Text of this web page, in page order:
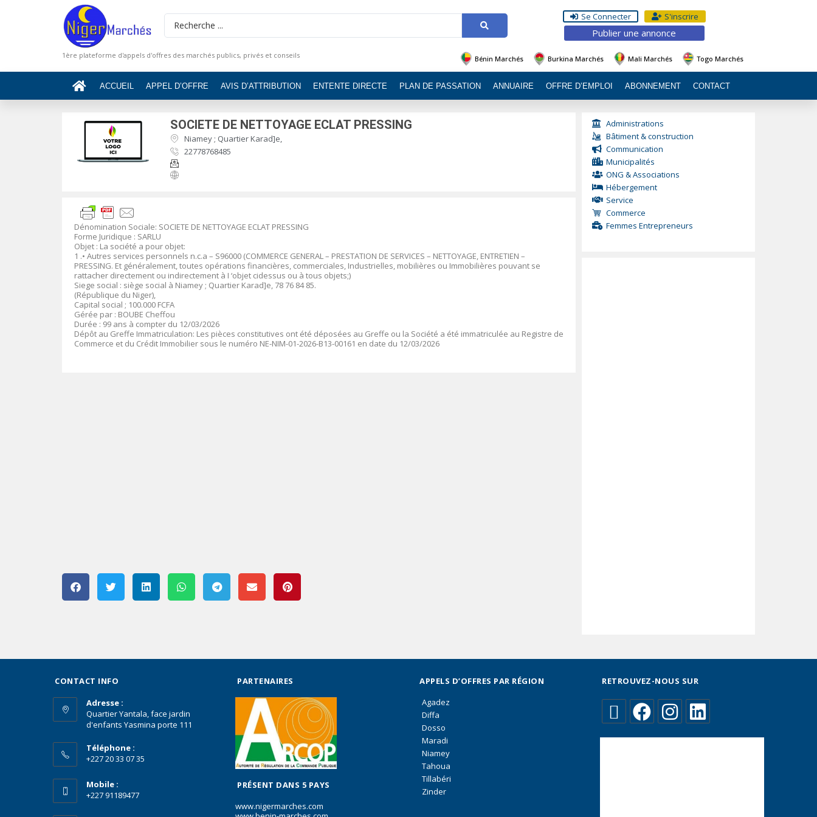
Se Connecter S'inscrire
Publier une annonce
1ère plateforme d'appels d'offres des marchés publics, privés et conseils Bénin Marchés Burkina Marchés Mali Marchés Togo Marchés
ACCUEIL APPEL D’OFFRE AVIS D’ATTRIBUTION ENTENTE DIRECTE PLAN DE PASSATION ANNUAIRE OFFRE D’EMPLOI ABONNEMENT CONTACT
SOCIETE DE NETTOYAGE ECLAT PRESSING
Niamey ; Quartier Karad]e,
22778768485
Dénomination Sociale: SOCIETE DE NETTOYAGE ECLAT PRESSING
Forme Juridique : SARLU
Objet : La société a pour objet:
1 .• Autres services personnels n.c.a – S96000 (COMMERCE GENERAL – PRESTATION DE SERVICES – NETTOYAGE, ENTRETIEN –
PRESSING. Et généralement, toutes opérations financières, commerciales, Industrielles, mobilières ou Immobilières pouvant se
rattacher directement ou indirectement à I ‘objet cidessus ou à tous objets;)
Siege social : siège social à Niamey ; Quartier Karad]e, 78 76 84 85.
(République du Niger),
Capital social ; 100.000 FCFA
Gérée par : BOUBE Cheffou
Durée : 99 ans à compter du 12/03/2026
Dépôt au Greffe Immatriculation: Les pièces constitutives ont été déposées au Greffe ou la Société a été immatriculée au Registre de
Commerce et du Crédit Immobilier sous le numéro NE-NIM-01-2026-B13-00161 en date du 12/03/2026
Administrations
Bâtiment & construction
Communication
Municipalités
ONG & Associations
Hébergement
Service
Commerce
Femmes Entrepreneurs
CONTACT INFO
Adresse :
Quartier Yantala, face jardin
d'enfants Yasmina porte 111
Téléphone :
+227 20 33 07 35
Mobile :
+227 91189477
PARTENAIRES
PRÉSENT DANS 5 PAYS
www.nigermarches.com
APPELS D’OFFRES PAR RÉGION
Agadez
Diffa
Dosso
Maradi
Niamey
Tahoua
Tillabéri
Zinder
RETROUVEZ-NOUS SUR